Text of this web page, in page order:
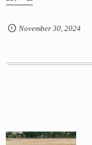
November 30, 2024